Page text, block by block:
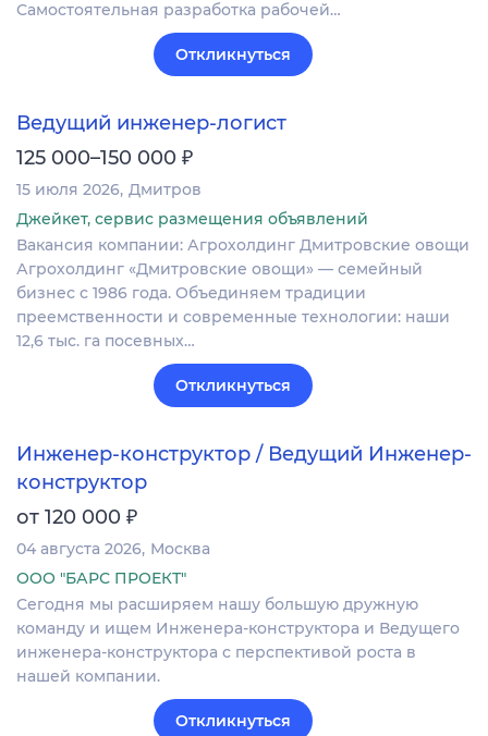
Самостоятельная разработка рабочей…
Откликнуться
Ведущий инженер-логист
125 000–150 000 ₽
15 июля 2026 Дмитров
Джейкет, сервис размещения объявлений
Вакансия компании: Агрохолдинг Дмитровские овощи
Агрохолдинг «Дмитровские овощи» — семейный
бизнес с 1986 года. Объединяем традиции
преемственности и современные технологии: наши
12,6 тыс. га посевных…
Откликнуться
Инженер-конструктор / Ведущий Инженер-
конструктор
от 120 000 ₽
04 августа 2026 Москва
ООО "БАРС ПРОЕКТ"
Сегодня мы расширяем нашу большую дружную
команду и ищем Инженера-конструктора и Ведущего
инженера-конструктора с перспективой роста в
нашей компании.
Откликнуться